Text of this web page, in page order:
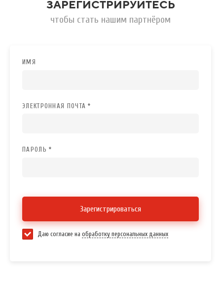
ЗАРЕГИСТРИРУЙТЕСЬ
чтобы стать нашим партнёром
ИМЯ
ЭЛЕКТРОННАЯ ПОЧТА *
ПАРОЛЬ *
Зарегистрироваться
Даю согласие на обработку персональных данных